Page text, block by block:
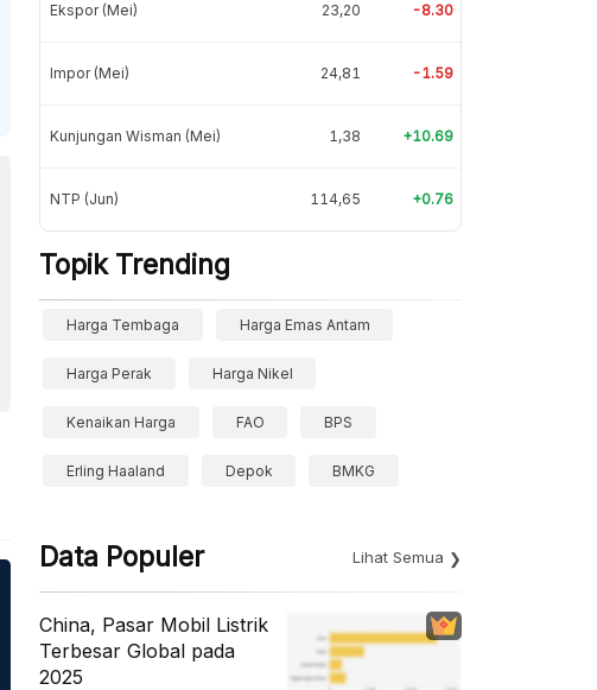
Ekspor (Mei) 23,20 -8.30
Impor (Mei) 24,81 -1.59
Kunjungan Wisman (Mei) 1,38 +10.69
NTP (Jun) 114,65 +0.76
Topik Trending
Harga Tembaga Harga Emas Antam
Harga Perak Harga Nikel
Kenaikan Harga FAO BPS
Erling Haaland Depok BMKG
Data Populer Lihat Semua
China, Pasar Mobil Listrik
Terbesar Global pada
2025